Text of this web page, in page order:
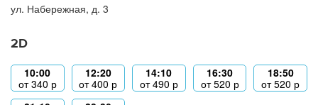
ул. Набережная, д. 3
2D
10:00
от340 р
12:20
от400 р
14:10
от490 р
16:30
от520 р
18:50
от520 р